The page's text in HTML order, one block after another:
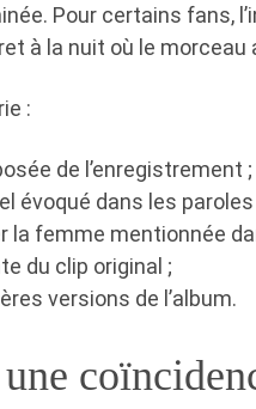
Pour certains fans,
à la nuit où le morceau
:
de l’enregistrement ;
évoqué dans les paroles
femme mentionnée
du clip original ;
versions de l’album.